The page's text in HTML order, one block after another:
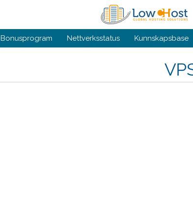
Kunnskapsbase
Nettverksstatus
Bonusprogram